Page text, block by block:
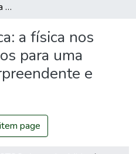
Animação científica: a física nos desenhos animados para uma aprendizagem surpreendente e empolgante
a física nos
para uma
e
page